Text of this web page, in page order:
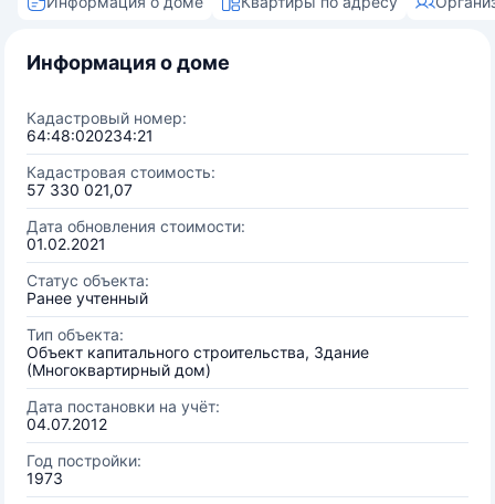
Информация о доме
Кадастровый номер:
64:48:020234:21
Кадастровая стоимость:
57 330 021,07
Дата обновления стоимости:
01.02.2021
Статус объекта:
Ранее учтенный
Тип объекта:
Объект капитального строительства, Здание
(Многоквартирный дом)
Дата постановки на учёт:
04.07.2012
Год постройки:
1973